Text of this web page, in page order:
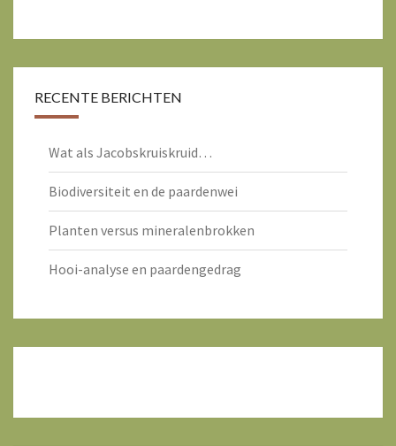
RECENTE BERICHTEN
Wat als Jacobskruiskruid…
Biodiversiteit en de paardenwei
Planten versus mineralenbrokken
Hooi-analyse en paardengedrag